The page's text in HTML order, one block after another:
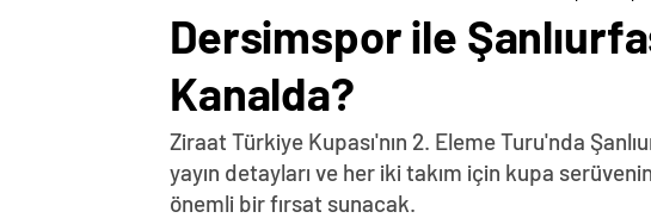
Dersimspor ile
Kanalda?
Ziraat Türkiye Kupası'nın 2. Eleme Turu'nda
yayın detayları ve her iki takım için kupa
önemli bir fırsat sunacak.